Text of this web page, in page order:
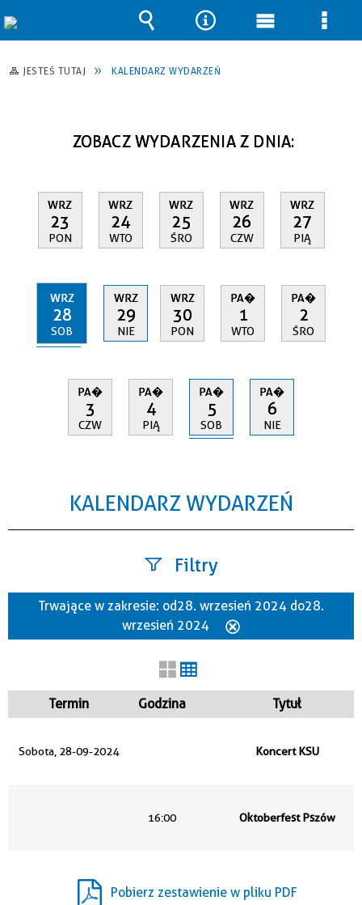
JESTEŚ TUTAJ KALENDARZ WYDARZEŃ
ZOBACZ WYDARZENIA Z DNIA:
WRZ
23
PON
WRZ
24
WTO
WRZ
25
ŚRO
WRZ
26
CZW
WRZ
27
PIĄ
WRZ
28
SOB
WRZ
29
NIE
WRZ
30
PON
PA�
1
WTO
PA�
2
ŚRO
PA�
3
CZW
PA�
4
PIĄ
PA�
5
SOB
PA�
6
NIE
KALENDARZ WYDARZEŃ
Filtry
Szukana fraza
Trwające w zakresie: od 28. wrzesień 2024 do 28.
wrzesień 2024
Termin Godzina Tytuł
Sobota, 28-09-2024 Koncert KSU
16:00 Oktoberfest Pszów
Pobierz zestawienie w pliku PDF
Wyszukiwarka
Narzędzia
Menu Menu